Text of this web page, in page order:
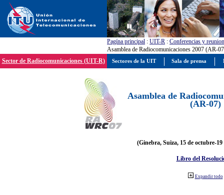
Pagína principal : UIT-R : Conferencias y
Asamblea de Radiocomunicaciones 2007 (AR-
Sector de Radiocomunicaciones (UIT-R)
Asamblea de
(AR-07)
(Ginebra, Suiza, 15 de octubre-19
Libro del
Expandir todo
Sectores de la UIT Sala de prensa